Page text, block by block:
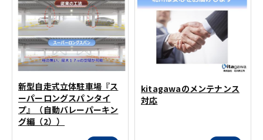
新型自走式立体駐車場『ス
ーパーロングスパンタイ
プ』（自動バレーパーキン
グ編（2））
kitagawaのメンテナンス
対応